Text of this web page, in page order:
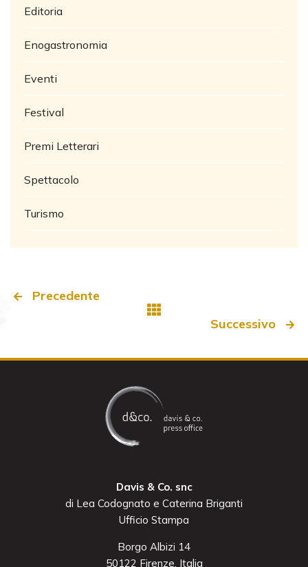
Editoria
Enogastronomia
Eventi
Festival
Premi Letterari
Spettacolo
Turismo
Precedente
Successivo
Davis & Co. snc
di Lea Codognato e Caterina Briganti
Ufficio Stampa
Borgo Albizi 14
50122 Firenze, Italia